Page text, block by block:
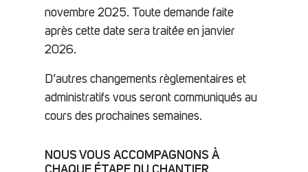
novembre 2025. Toute demande faite
après cette date sera traitée en janvier
2026.
D’autres changements règlementaires et
administratifs vous seront communiqués au
cours des prochaines semaines.
NOUS VOUS ACCOMPAGNONS À
CHAQUE ÉTAPE DU CHANTIER